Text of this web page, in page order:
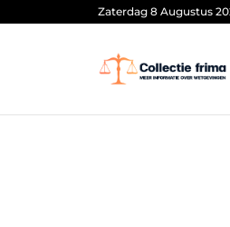
Zaterdag 8 Augustus